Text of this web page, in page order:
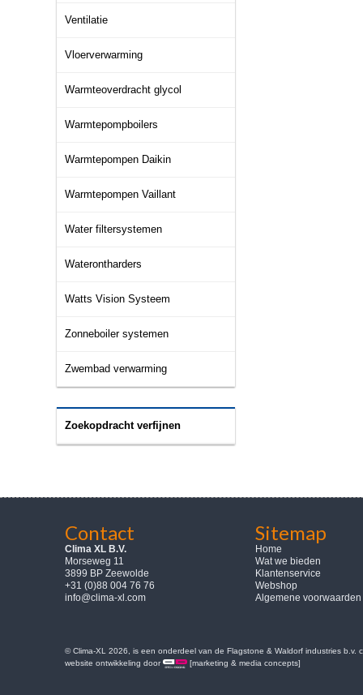
Ventilatie
Vloerverwarming
Warmteoverdracht glycol
Warmtepompboilers
Warmtepompen Daikin
Warmtepompen Vaillant
Water filtersystemen
Waterontharders
Watts Vision Systeem
Zonneboiler systemen
Zwembad verwarming
Zoekopdracht verfijnen
Contact
Clima XL B.V.
Morseweg 11
3899 BP Zeewolde
+31 (0)88 004 76 76
info@clima-xl.com
Sitemap
Home
Wat we bieden
Klantenservice
Webshop
Algemene voorwaarden
© Clima-XL 2026, is een onderdeel van de Flagstone & Waldorf industries b.v.
website ontwikkeling door
[marketing & media concepts]